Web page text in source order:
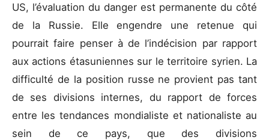
US, l’évaluation du danger est permanente du côté
de la Russie. Elle engendre une retenue qui
pourrait faire penser à de l’indécision par rapport
aux actions étasuniennes sur le territoire syrien. La
difficulté de la position russe ne provient pas tant
de ses divisions internes, du rapport de forces
entre les tendances mondialiste et nationaliste au
sein de ce pays, que des divisions